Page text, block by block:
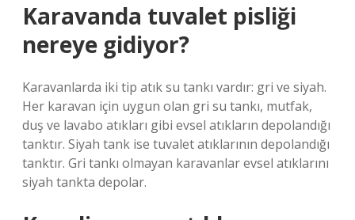
Karavanda tuvalet pisliği
nereye gidiyor?
Karavanlarda iki tip atık su tankı vardır: gri ve siyah.
Her karavan için uygun olan gri su tankı, mutfak,
duş ve lavabo atıkları gibi evsel atıkların depolandığı
tanktır. Siyah tank ise tuvalet atıklarının depolandığı
tanktır. Gri tankı olmayan karavanlar evsel atıklarını
siyah tankta depolar.